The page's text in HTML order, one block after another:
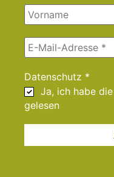
Datenschutz *
Ja, ich habe die
gelesen